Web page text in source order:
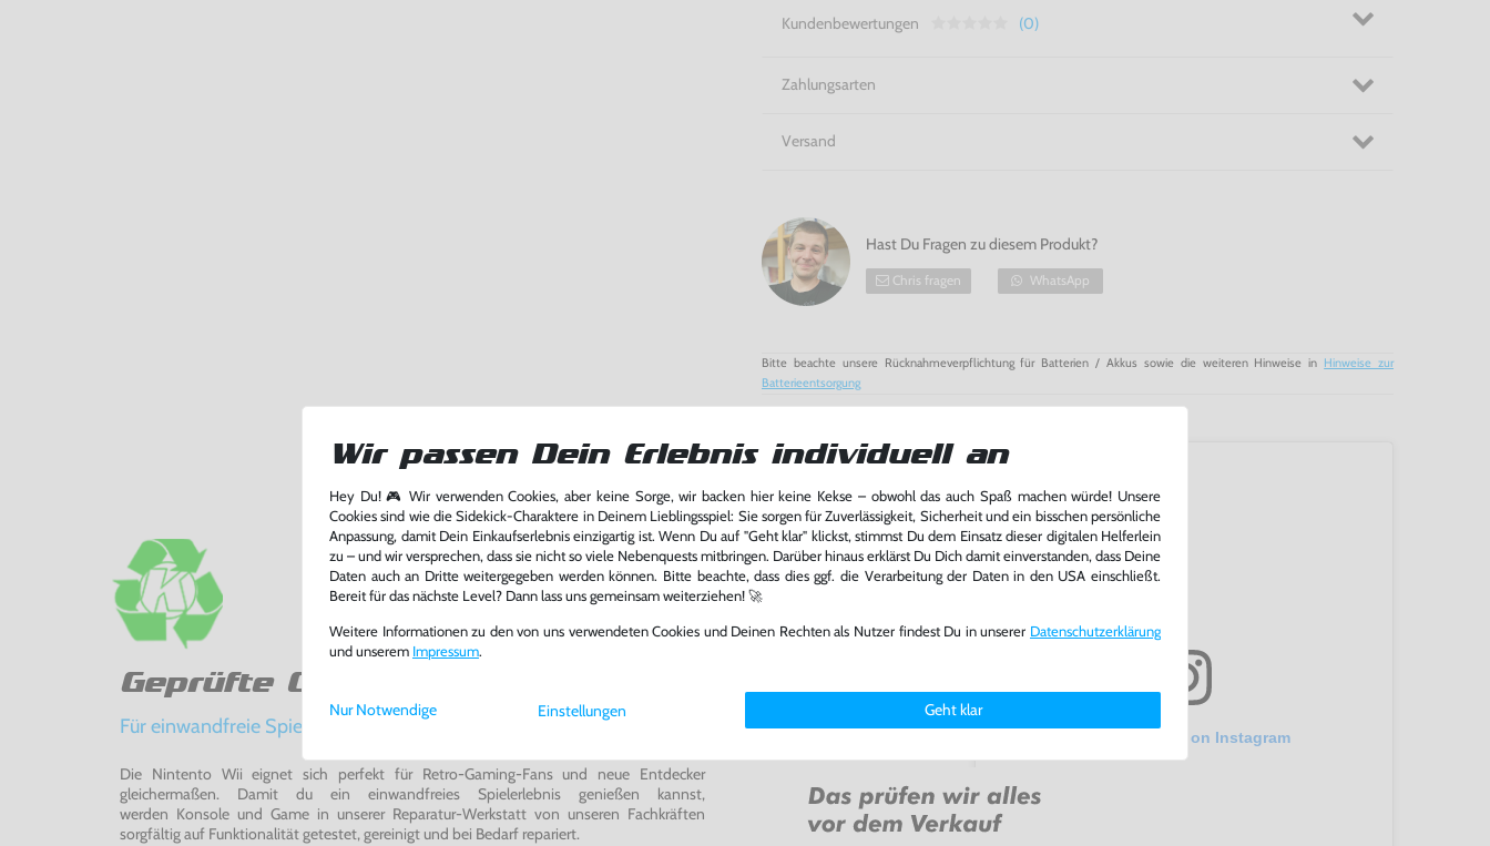
Kundenbewertungen (0)
Zahlungsarten
Versand
Hast Du Fragen zu diesem Produkt?
Chris fragen WhatsApp
Bitte beachte unsere Rücknahmeverpflichtung für Batterien / Akkus sowie die weiteren Hinweise in Hinweise zur
Batterieentsorgung
Geprüfte Qualität
Für einwandfreie Spielerlebnisse
Die Nintento Wii eignet sich perfekt für Retro-Gaming-Fans und neue Entdecker
gleichermaßen. Damit du ein einwandfreies Spielerlebnis genießen kannst,
werden Konsole und Game in unserer Reparatur-Werkstatt von unseren Fachkräften
sorgfältig auf Funktionalität getestet, gereinigt und bei Bedarf repariert.
View this post on Instagram
Wir passen Dein Erlebnis individuell an
Hey Du! 🎮 Wir verwenden Cookies, aber keine Sorge, wir backen hier keine Kekse – obwohl das auch Spaß machen würde! Unsere
Cookies sind wie die Sidekick-Charaktere in Deinem Lieblingsspiel: Sie sorgen für Zuverlässigkeit, Sicherheit und ein bisschen persönliche
Anpassung, damit Dein Einkaufserlebnis einzigartig ist. Wenn Du auf "Geht klar" klickst, stimmst Du dem Einsatz dieser digitalen Helferlein
zu – und wir versprechen, dass sie nicht so viele Nebenquests mitbringen. Darüber hinaus erklärst Du Dich damit einverstanden, dass Deine
Daten auch an Dritte weitergegeben werden können. Bitte beachte, dass dies ggf. die Verarbeitung der Daten in den USA einschließt.
Bereit für das nächste Level? Dann lass uns gemeinsam weiterziehen! 🚀
Weitere Informationen zu den von uns verwendeten Cookies und Deinen Rechten als Nutzer findest Du in unserer Daten­schutz­erklärung
und unserem Impressum.
Einstellungen Geht klar
Nur Notwendige